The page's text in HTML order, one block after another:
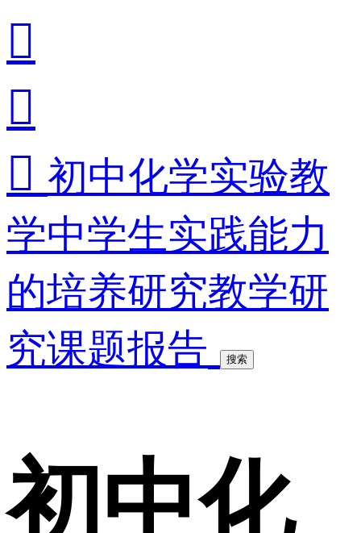


 初中化学实验教
学中学生实践能力
的培养研究教学研
究课题报告
搜索
初中化